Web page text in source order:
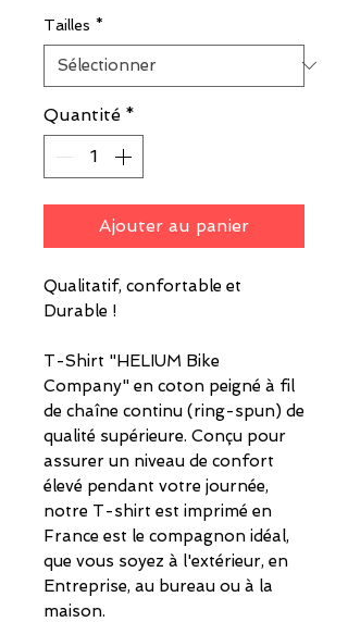
Tailles *
Quantité *
Ajouter au panier
Qualitatif, confortable et
Durable !
T-Shirt "HELIUM Bike
Company" en coton peigné à fil
de chaîne continu (ring-spun) de
qualité supérieure. Conçu pour
assurer un niveau de confort
élevé pendant votre journée,
notre T-shirt est imprimé en
France est le compagnon idéal,
que vous soyez à l'extérieur, en
Entreprise, au bureau ou à la
maison.